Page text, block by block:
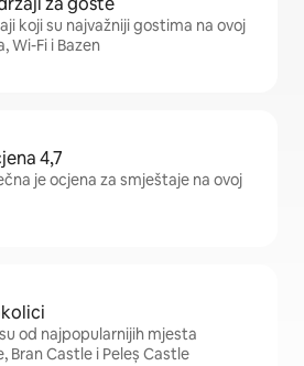
koji su najvažniji gostima na ovoj
Wi-Fi i Bazen
4,7
je ocjena za smještaje na ovoj
od najpopularnijih mjesta
Bran Castle i Peleș Castle